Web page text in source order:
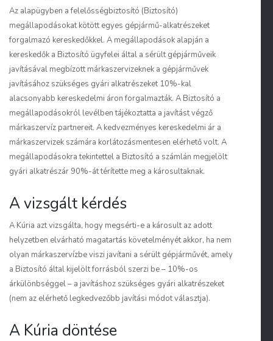
Az alapügyben a felelősségbiztosító (Biztosító)
megállapodásokat kötött egyes gépjármű-alkatrészeket
forgalmazó kereskedőkkel. A megállapodások alapján a
kereskedők a Biztosító ügyfelei által a sérült gépjárműveik
javításával megbízott márkaszervizeknek a gépjárművek
javításához szükséges gyári alkatrészeket 10%-kal
alacsonyabb kereskedelmi áron forgalmazták. A Biztosító a
megállapodásokról levélben tájékoztatta a javítást végző
márkaszervíz partnereit. A kedvezményes kereskedelmi ár a
márkaszervizek számára korlátozásmentesen elérhető volt. A
megállapodásokra tekintettel a Biztosító a számlán megjelölt
gyári alkatrészár 90%-át térítette meg a károsultaknak.
A vizsgált kérdés
A Kúria azt vizsgálta, hogy megsérti-e a károsult az adott
helyzetben elvárható magatartás követelményét akkor, ha nem
olyan márkaszervízbe viszi javítani a sérült gépjárművét, amely
a Biztosító által kijelölt forrásból szerzi be – 10%-os
árkülönbséggel – a javításhoz szükséges gyári alkatrészeket
(nem az elérhető legkedvezőbb javítási módot választja).
A Kúria döntése